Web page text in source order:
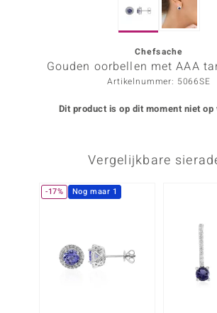
Designs
Chefsache
Gouden oorbellen met AAA
Artikelnummer: 5066SE
Dit product is op dit moment niet op
Vergelijkbare
-17% Nog maar 1